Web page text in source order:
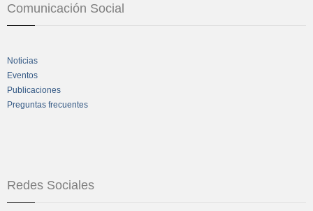
Comunicación Social
Noticias
Eventos
Publicaciones
Preguntas frecuentes
Redes Sociales